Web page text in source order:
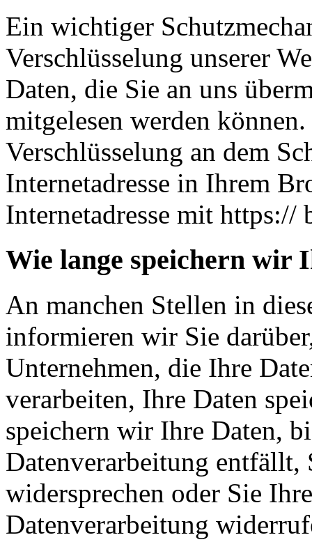
Ein wichtiger
Verschlüsselung unserer
Daten, die Sie an uns
mitgelesen werden
Verschlüsselung an dem
Internetadresse in Ihrem
Internetadresse mit
Wie lange speichern wir
An manchen Stellen in
informieren wir Sie
Unternehmen, die Ihre
verarbeiten, Ihre Daten
speichern wir Ihre Daten,
Datenverarbeitung entfällt,
widersprechen oder Sie
Datenverarbeitung